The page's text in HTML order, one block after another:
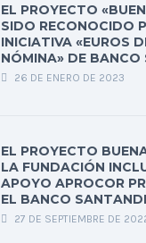
EL PROYECTO
SIDO RECONOCIDO
INICIATIVA «EUROS
NÓMINA» DE BANCO
26 DE ENERO DE 2023
EL PROYECTO
LA FUNDACIÓN
APOYO APROCOR
EL BANCO
27 DE SEPTIEMBRE DE